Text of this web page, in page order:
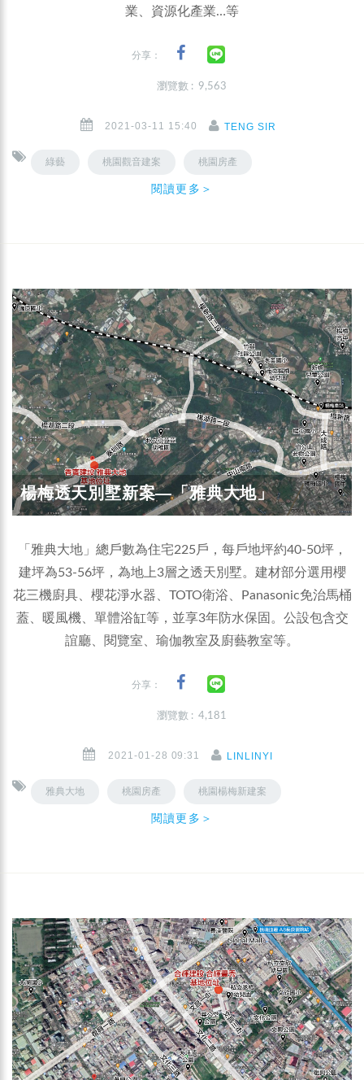
業、資源化產業…等
分享：
瀏覽數 : 9,563
2021-03-11 15:40 TENG SIR
綠藝 桃園觀音建案 桃園房產
閱讀更多＞
楊梅透天別墅新案—「雅典大地」
「雅典大地」總戶數為住宅225戶，每戶地坪約40-50坪，
建坪為53-56坪，為地上3層之透天別墅。建材部分選用櫻
花三機廚具、櫻花淨水器、TOTO衛浴、Panasonic免治馬桶
蓋、暖風機、單體浴缸等，並享3年防水保固。公設包含交
誼廳、閱覽室、瑜伽教室及廚藝教室等。
分享：
瀏覽數 : 4,181
2021-01-28 09:31 LINLINYI
雅典大地 桃園房產 桃園楊梅新建案
閱讀更多＞